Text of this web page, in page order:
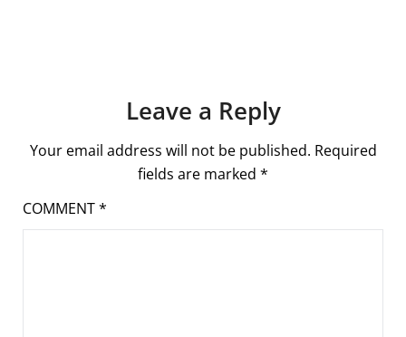
Leave a Reply
Your email address will not be published. Required
fields are marked *
COMMENT*